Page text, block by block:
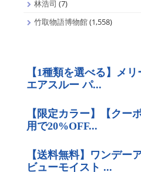
林浩司 (7)
竹取物語博物館(1,558)